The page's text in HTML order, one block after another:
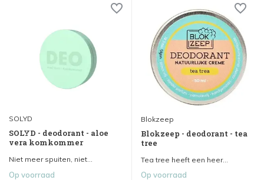
SOLYD
SOLYD - deodorant - aloe
vera komkommer
Niet meer spuiten, niet...
Op voorraad
Blokzeep
Blokzeep - deodorant - tea
tree
Tea tree heeft een heer...
Op voorraad